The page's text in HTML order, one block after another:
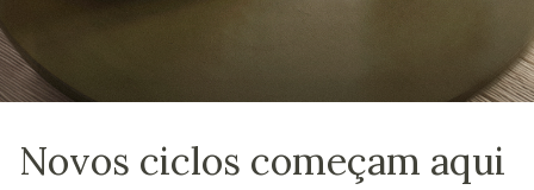
Novos ciclos começam aqui